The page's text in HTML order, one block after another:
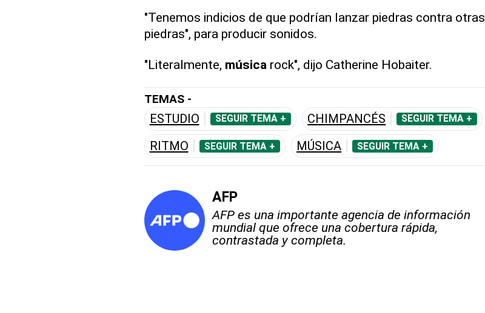
"Tenemos indicios de que podrían lanzar piedras contra otras
piedras", para producir sonidos.
"Literalmente, música rock", dijo Catherine Hobaiter.
TEMAS -
ESTUDIO SEGUIR TEMA + CHIMPANCÉS SEGUIR TEMA +
RITMO SEGUIR TEMA + MÚSICA SEGUIR TEMA +
AFP
AFP es una importante agencia de información
mundial que ofrece una cobertura rápida,
contrastada y completa.